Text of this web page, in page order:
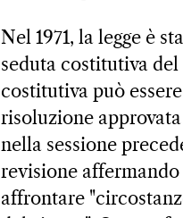
Nel 1971, la legge è
seduta costitutiva
costitutiva può
risoluzione
nella sessione
revisione
affrontare